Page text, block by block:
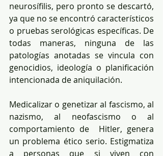
neurosífilis, pero pronto se descartó,
ya que no se encontró característicos
o pruebas serológicas específicas. De
todas maneras, ninguna de las
patologías anotadas se vincula con
genocidios, ideología o planificación
intencionada de aniquilación.
Medicalizar o genetizar al fascismo, al
nazismo, al neofascismo o al
comportamiento de  Hitler, genera
un problema ético serio. Estigmatiza
a personas que si viven con